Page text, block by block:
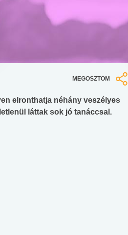
MEGOSZTOM
elronthatja néhány veszélyes
láttak sok jó tanáccsal.